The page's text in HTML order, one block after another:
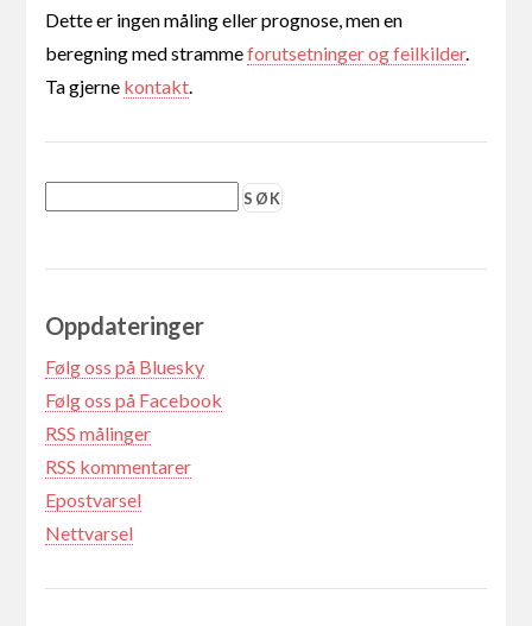
Dette er ingen måling eller prognose, men en
beregning med strammeforutsetninger og feilkilder.
Ta gjerne kontakt
Oppdateringer
Følg oss på Bluesky
Følg oss på Facebook
RSS målinger
RSS kommentarer
Epostvarsel
Nettvarsel